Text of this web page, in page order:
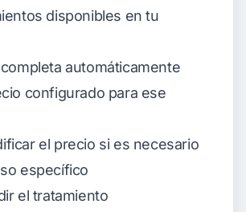
disponibles en tu
automáticamente
configurado para ese
el precio si es necesario
específico
el tratamiento